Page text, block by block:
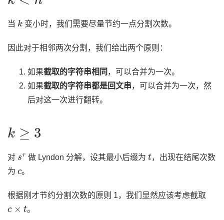
当
k
变小时，我们需要尽量节约一点分割次数。
因此对于相邻两次分割，我们给出两个原则：
如果截取的字符串相同 ，可以合并为一次。
如果截取的字符串都是回文串，可以合并为一次，然
后对这一次进行翻转。
k ≥
对
r
做 Lyndon 分解，设其最小后缀为
t
，出现在结尾次数
为
。
根据刚才节约分割次数的原则 1，我们显然应该考虑截取
。